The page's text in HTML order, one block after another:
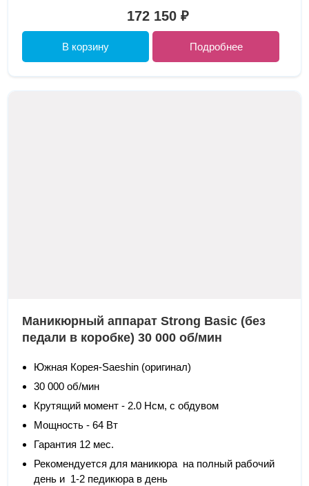
172 150 ₽
В корзину Подробнее
Маникюрный аппарат Strong Basic (без
педали в коробке) 30 000 об/мин
Южная Корея-Saeshin (оригинал)
30 000 об/мин
Крутящий момент - 2.0 Нсм, с обдувом
Мощность - 64 Вт
Гарантия 12 мес.
Рекомендуется для маникюра на полный рабочий
день и 1-2 педикюра в день